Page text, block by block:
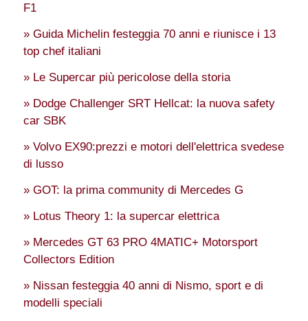
F1
» Guida Michelin festeggia 70 anni e riunisce i 13
top chef italiani
» Le Supercar più pericolose della storia
» Dodge Challenger SRT Hellcat: la nuova safety
car SBK
» Volvo EX90:prezzi e motori dell'elettrica svedese
di lusso
» GOT: la prima community di Mercedes G
» Lotus Theory 1: la supercar elettrica
» Mercedes GT 63 PRO 4MATIC+ Motorsport
Collectors Edition
» Nissan festeggia 40 anni di Nismo, sport e di
modelli speciali